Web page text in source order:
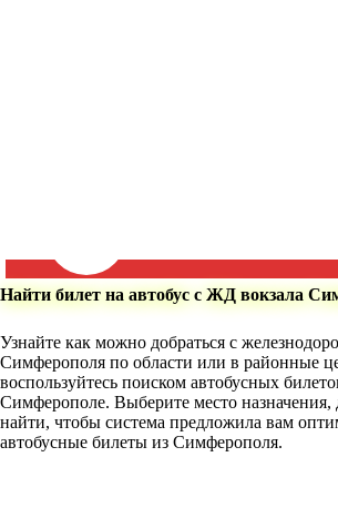
Найти билет на автобус с ЖД вокзала
Узнайте как можно добраться с
Симферополя по области или в районные
воспользуйтесь поиском автобусных
Симферополе. Выберите место назначения,
найти, чтобы система предложила вам
автобусные билеты из Симферополя.